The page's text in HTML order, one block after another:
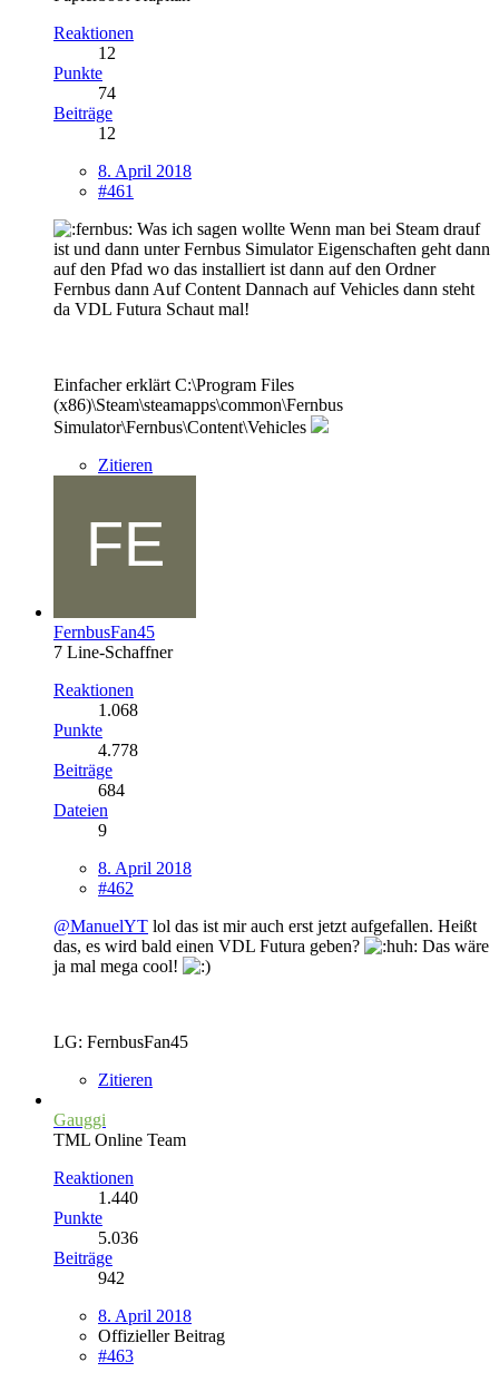
Reaktionen
12
Punkte
74
Beiträge
12
8. April 2018
#461
Was ich sagen wollte Wenn man bei Steam drauf
ist und dann unter Fernbus Simulator Eigenschaften geht dann
auf den Pfad wo das installiert ist dann auf den Ordner
Fernbus dann Auf Content Dannach auf Vehicles dann steht
da VDL Futura Schaut mal!
Einfacher erklärt C:\Program Files
(x86)\Steam\steamapps\common\Fernbus
Simulator\Fernbus\Content\Vehicles
Zitieren
FernbusFan45
7 Line-Schaffner
Reaktionen
1.068
Punkte
4.778
Beiträge
684
Dateien
9
8. April 2018
#462
@ManuelYT lol das ist mir auch erst jetzt aufgefallen. Heißt
das, es wird bald einen VDL Futura geben?
Das wäre
ja mal mega cool!
LG: FernbusFan45
Zitieren
Gauggi
TML Online Team
Reaktionen
1.440
Punkte
5.036
Beiträge
942
8. April 2018
Offizieller Beitrag
#463